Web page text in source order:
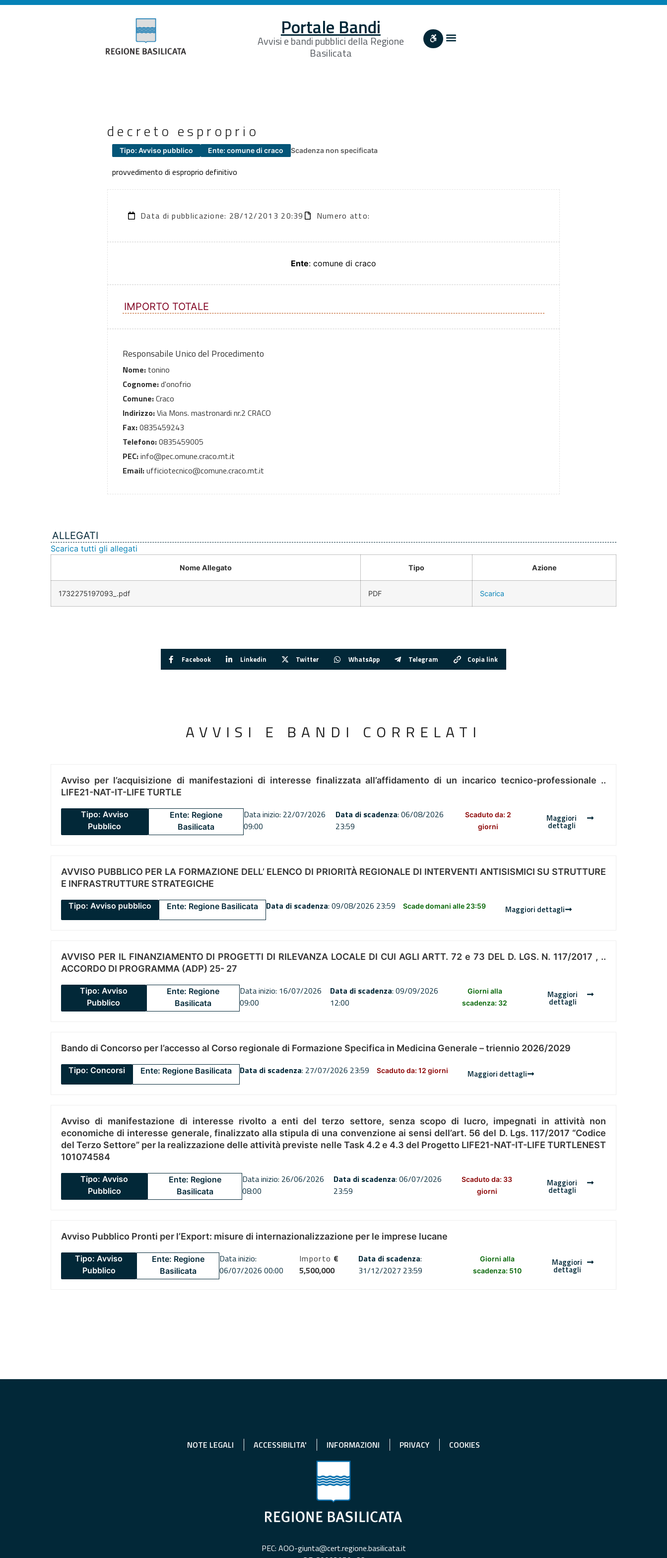
Portale Bandi
Avvisi e bandi pubblici della Regione
Basilicata
decreto esproprio
Tipo: Avviso pubblico Ente: comune di craco Scadenza non specificata
provvedimento di esproprio definitivo
Data di pubblicazione: 28/12/2013 20:39 Numero atto:
Ente: comune di craco
IMPORTO TOTALE
Responsabile Unico del Procedimento
Nome: tonino
Cognome:d'onofrio
Comune:Craco
Indirizzo:Via Mons. mastronardi nr.2 CRACO
Fax:0835459243
Telefono:0835459005
PEC:info@pec.omune.craco.mt.it
Email:ufficiotecnico@comune.craco.mt.it
ALLEGATI
Scarica tutti gli allegati
Nome Allegato Tipo Azione
1732275197093_.pdf PDF Scarica
Facebook Linkedin Twitter WhatsApp Telegram Copia link
AVVISI E BANDI CORRELATI
Avviso per l’acquisizione di manifestazioni di interesse finalizzata all’affidamento di un incarico tecnico-professionale ..
LIFE21-NAT-IT-LIFE TURTLE
Tipo: Avviso
Pubblico
Ente: Regione
Basilicata
Data inizio: 22/07/2026
09:00
Data di scadenza: 06/08/2026
23:59
Scaduto da: 2
giorni
Maggiori
dettagli
AVVISO PUBBLICO PER LA FORMAZIONE DELL’ ELENCO DI PRIORITÀ REGIONALE DI INTERVENTI ANTISISMICI SU STRUTTURE
E INFRASTRUTTURE STRATEGICHE
Tipo: Avviso pubblico Ente: Regione Basilicata Data di scadenza: 09/08/2026 23:59 Scade domani alle 23:59 Maggiori dettagli
AVVISO PER IL FINANZIAMENTO DI PROGETTI DI RILEVANZA LOCALE DI CUI AGLI ARTT. 72 e 73 DEL D. LGS. N. 117/2017 , ..
ACCORDO DI PROGRAMMA (ADP) 25- 27
Tipo: Avviso
Pubblico
Ente: Regione
Basilicata
Data inizio: 16/07/2026
09:00
Data di scadenza: 09/09/2026
12:00
Giorni alla
scadenza: 32
Maggiori
dettagli
Bando di Concorso per l’accesso al Corso regionale di Formazione Specifica in Medicina Generale – triennio 2026/2029
Tipo: Concorsi Ente: Regione Basilicata Data di scadenza: 27/07/2026 23:59 Scaduto da: 12 giorni Maggiori dettagli
Avviso di manifestazione di interesse rivolto a enti del terzo settore, senza scopo di lucro, impegnati in attività non
economiche di interesse generale, finalizzato alla stipula di una convenzione ai sensi dell’art. 56 del D. Lgs. 117/2017 “Codice
del Terzo Settore” per la realizzazione delle attività previste nelle Task 4.2 e 4.3 del Progetto LIFE21-NAT-IT-LIFE TURTLENEST
101074584
Tipo: Avviso
Pubblico
Ente: Regione
Basilicata
Data inizio: 26/06/2026
08:00
Data di scadenza: 06/07/2026
23:59
Scaduto da: 33
giorni
Maggiori
dettagli
Avviso Pubblico Pronti per l’Export: misure di internazionalizzazione per le imprese lucane
Tipo: Avviso
Pubblico
Ente: Regione
Basilicata
Data inizio:
06/07/2026 00:00
Importo €
5,500,000
Data di scadenza:
31/12/2027 23:59
Giorni alla
scadenza: 510
Maggiori
dettagli
NOTE LEGALI ACCESSIBILITA' INFORMAZIONI PRIVACY COOKIES
PEC: AOO-giunta@cert.regione.basilicata.it